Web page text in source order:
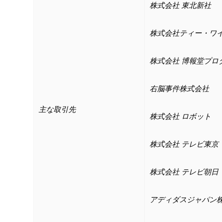
主な取引先
株式会社 東北新社
株式会社ティー・ワ
株式会社 博報堂プロ
右脳事件株式会社
株式会社 ロボット
株式会社 テレビ東京
株式会社 テレビ朝日
アディダスジャパン